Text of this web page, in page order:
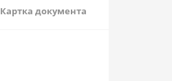
Картка документа